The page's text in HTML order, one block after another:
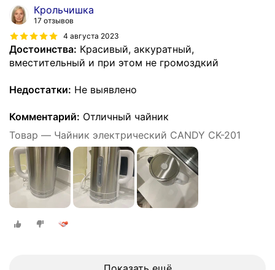
Крольчишка
17 отзывов
4 августа 2023
Достоинства: Красивый, аккуратный,
вместительный и при этом не громоздкий
Недостатки: Не выявлено
Комментарий: Отличный чайник
Товар — Чайник электрический CANDY CK-201